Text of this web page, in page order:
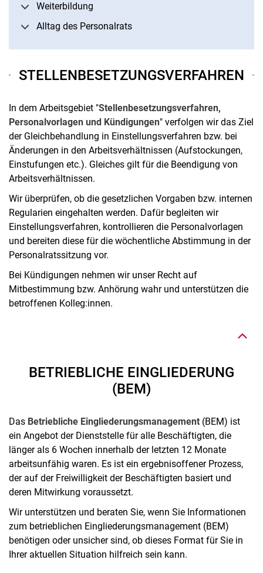
Weiterbildung
Alltag des Personalrats
STELLENBESETZUNGSVERFAHREN
In dem Arbeitsgebiet "Stellenbesetzungsverfahren,
Personalvorlagen und Kündigungen" verfolgen wir das Ziel
der Gleichbehandlung in Einstellungsverfahren bzw. bei
Änderungen in den Arbeitsverhältnissen (Aufstockungen,
Einstufungen etc.). Gleiches gilt für die Beendigung von
Arbeitsverhältnissen.
Wir überprüfen, ob die gesetzlichen Vorgaben bzw. internen
Regularien eingehalten werden. Dafür begleiten wir
Einstellungsverfahren, kontrollieren die Personalvorlagen
und bereiten diese für die wöchentliche Abstimmung in der
Personalratssitzung vor.
Bei Kündigungen nehmen wir unser Recht auf
Mitbestimmung bzw. Anhörung wahr und unterstützen die
betroffenen Kolleg:innen.
Nach oben
BETRIEBLICHE EINGLIEDERUNG
(BEM)
Das Betriebliche Eingliederungsmanagement (BEM) ist
ein Angebot der Dienststelle für alle Beschäftigten, die
länger als 6 Wochen innerhalb der letzten 12 Monate
arbeitsunfähig waren. Es ist ein ergebnisoffener Prozess,
der auf der Freiwilligkeit der Beschäftigten basiert und
deren Mitwirkung voraussetzt.
Wir unterstützen und beraten Sie, wenn Sie Informationen
zum betrieblichen Eingliederungsmanagement (BEM)
benötigen oder unsicher sind, ob dieses Format für Sie in
Ihrer aktuellen Situation hilfreich sein kann.